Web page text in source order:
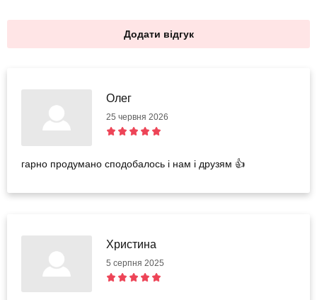
Додати відгук
Олег
25 червня 2026
гарно продумано сподобалось і нам і друзям 👍
Христина
5 серпня 2025